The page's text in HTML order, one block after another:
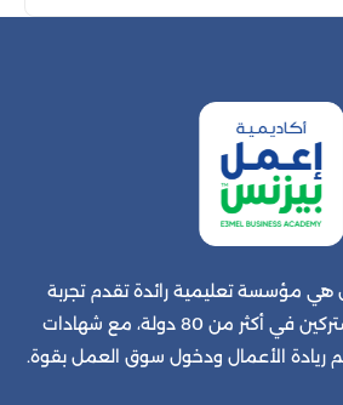
هي مؤسسة تعليمية رائدة تقدم تجربة
تدريبية متكاملة للمشتركين في أكثر من 80 دولة، مع شهادات
ريادة الأعمال ودخول سوق العمل بقوة.